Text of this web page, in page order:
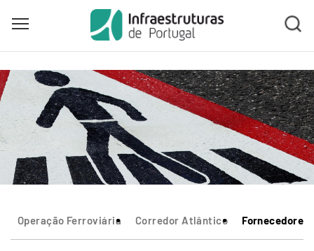
Skip
to
main
content
Toggle main menu visibility
Operação Ferroviária Corredor Atlântico Fornecedores